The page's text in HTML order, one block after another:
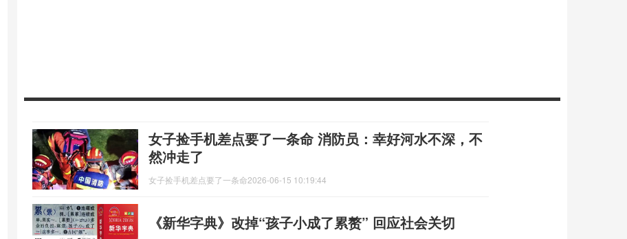
女子捡手机差点要了一条命 消防员：幸好河水不深，不
然冲走了
女子捡手机差点要了一条命2026-06-15 10:19:44
《新华字典》改掉“孩子小成了累赘” 回应社会关切